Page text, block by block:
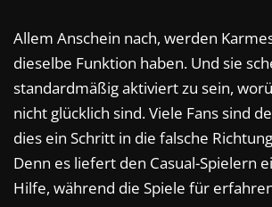
Allem Anschein nach, werden
dieselbe Funktion haben. Und sie
standardmäßig aktiviert zu sein,
nicht glücklich sind. Viele Fans sind
dies ein Schritt in die falsche
Denn es liefert den Casual-Spielern
Hilfe, während die Spiele für